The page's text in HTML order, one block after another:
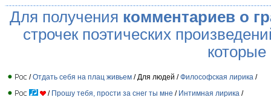
Для получения комментариев о
строчек поэтических
/Отдать себя на плац живьем / Для людей /Философская лирика /
/ Прошу тебя, прости за снег ты мне / Интимная лирика /